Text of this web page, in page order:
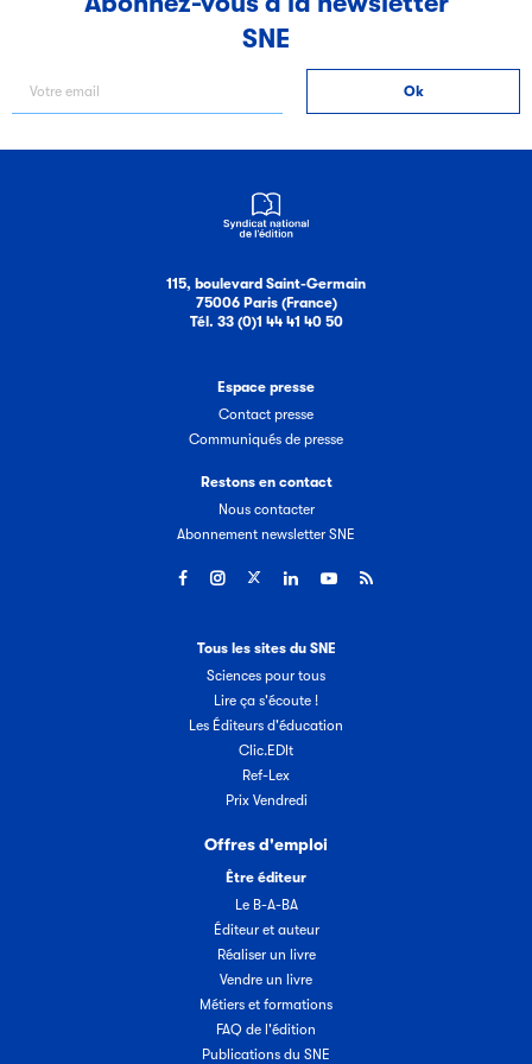
SNE
115, boulevard Saint-Germain
75006 Paris (France)
Tél. 33 (0)1 44 41 40 50
Espace presse
Contact presse
Communiqués de presse
Restons en contact
Nous contacter
Abonnement newsletter SNE
Tous les sites du SNE
Sciences pour tous
Lire ça s'écoute !
Les Éditeurs d'éducation
Clic.EDIt
Ref-Lex
Prix Vendredi
Offres d'emploi
Être éditeur
Le B-A-BA
Éditeur et auteur
Réaliser un livre
Vendre un livre
Métiers et formations
FAQ de l'édition
Publications du SNE
Filéas